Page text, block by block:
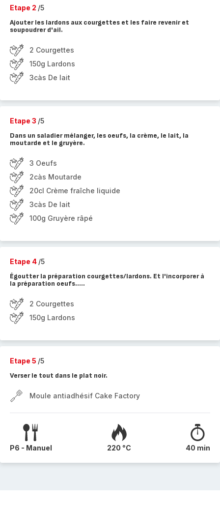
Etape 2 /5
Ajouter les lardons aux courgettes et les faire revenir et
soupoudrer d'ail.
2 Courgettes
150g Lardons
3càs De lait
Etape 3 /5
Dans un saladier mélanger, les oeufs, la crème, le lait, la
moutarde et le gruyère.
3 Oeufs
2càs Moutarde
20cl Crème fraîche liquide
3càs De lait
100g Gruyère râpé
Etape 4 /5
Égoutter la préparation courgettes/lardons. Et l'incorporer à
la préparation oeufs.....
2 Courgettes
150g Lardons
Etape 5 /5
Verser le tout dans le plat noir.
Moule antiadhésif Cake Factory
P6 - Manuel 220 °C 40 min